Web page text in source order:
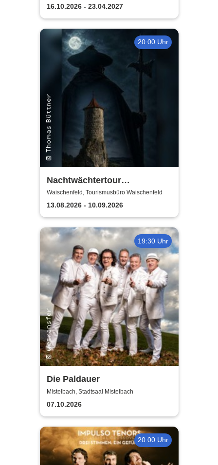
16.10.2026 - 23.04.2027
20:00 Uhr
Nachtwächtertour
Waischenfeld
Waischenfeld, Tourismusbüro Waischenfeld
13.08.2026 - 10.09.2026
19:30 Uhr
Die Paldauer
Mistelbach, Stadtsaal Mistelbach
07.10.2026
20:00 Uhr